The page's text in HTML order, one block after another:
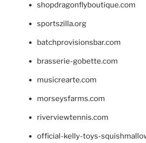
shopdragonflyboutique.com
sportszilla.org
batchprovisionsbar.com
brasserie-gobette.com
musicrearte.com
morseysfarms.com
riverviewtennis.com
official-kelly-toys-